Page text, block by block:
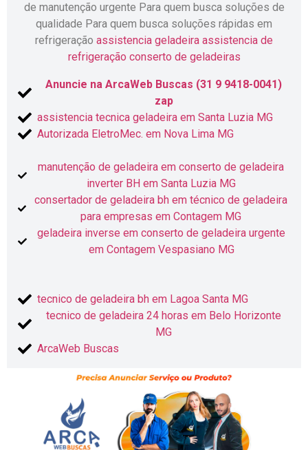
de manutenção urgente Para quem busca soluções de
qualidade Para quem busca soluções rápidas em
refrigeração assistencia geladeira assistencia de
refrigeração conserto de geladeiras
Anuncie na ArcaWeb Buscas (31 9 9418-0041)
zap
assistencia tecnica geladeira em Santa Luzia MG
Autorizada EletroMec. em Nova Lima MG
manutenção de geladeira em conserto de geladeira
inverter BH em Santa Luzia MG
consertador de geladeira bh em técnico de geladeira
para empresas em Contagem MG
geladeira inverse em conserto de geladeira urgente
em Contagem Vespasiano MG
tecnico de geladeira bh em Lagoa Santa MG
tecnico de geladeira 24 horas em Belo Horizonte
MG
ArcaWeb Buscas